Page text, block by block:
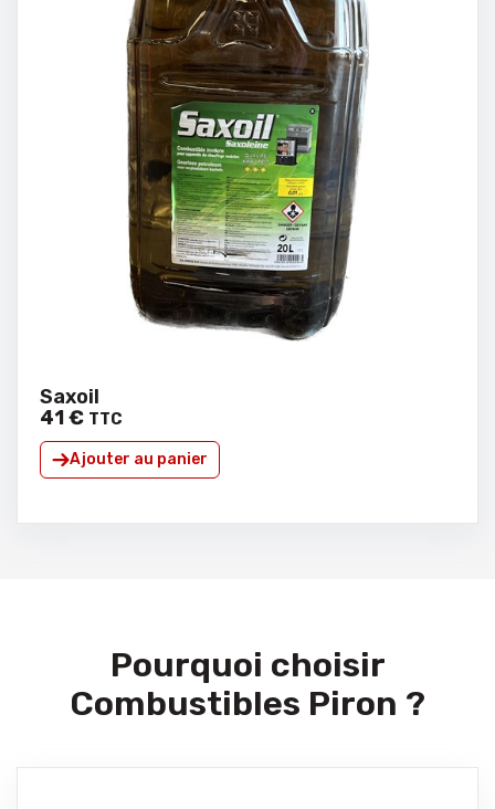
Saxoil
41€ TTC
Ajouter au panier
Pourquoi choisir
Combustibles Piron ?